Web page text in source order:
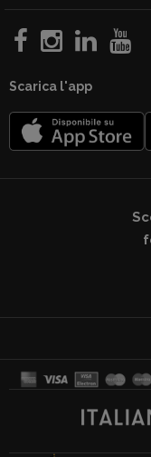
Scarica l'app